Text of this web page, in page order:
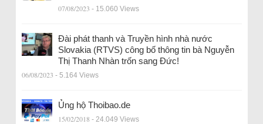
07/08/2023 - 15.060 Views
Đài phát thanh và Truyền hình nhà nước
Slovakia (RTVS) công bố thông tin bà Nguyễn
Thị Thanh Nhàn trốn sang Đức!
06/08/2023 - 5.164 Views
Ủng hộ Thoibao.de
15/02/2018 - 24.049 Views